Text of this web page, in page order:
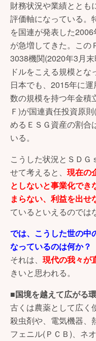
財務状況や業績ととも
評価軸になっている。
を国連が発表した
が急増してきた。この
3038機関(2020年3月
ドルをこえる規模とな
日本でも、2015年に
数の規模を持つ年金積
Ｆ)が国連責任投資原
めるＥＳＧ資産の割合
いる。
こうした状況とＳＤＧ
せて考えると、 現在の
としないと事業化でき
まらない、利益を出せ
ているといえるのでは
では、こうした世の中
なっているのは何か？
それは、 現代の我々が
きいと思われる。
■国境を越えて広がる
古くは農薬として広く
殺虫剤や、電気機器、
フェニル(ＰＣＢ)、ネ